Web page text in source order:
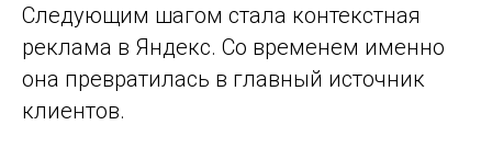
Следующим шагом стала контекстная
реклама в Яндекс. Со временем именно
она превратилась в главный источник
клиентов.